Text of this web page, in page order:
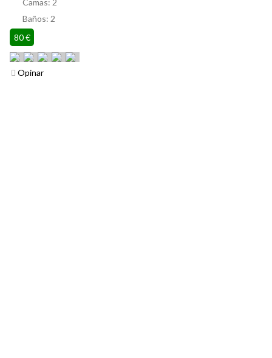
Camas: 2
Baños: 2
80 €
Opinar